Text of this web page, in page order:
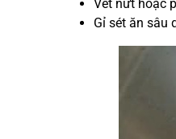
Vết nứt hoặc
Gỉ sét ăn sâu